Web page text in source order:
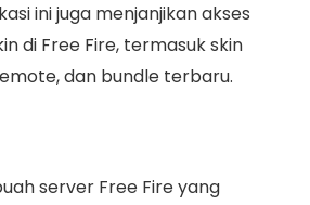
ini juga menjanjikan akses
di Free Fire, termasuk skin
dan bundle terbaru.
server Free Fire yang